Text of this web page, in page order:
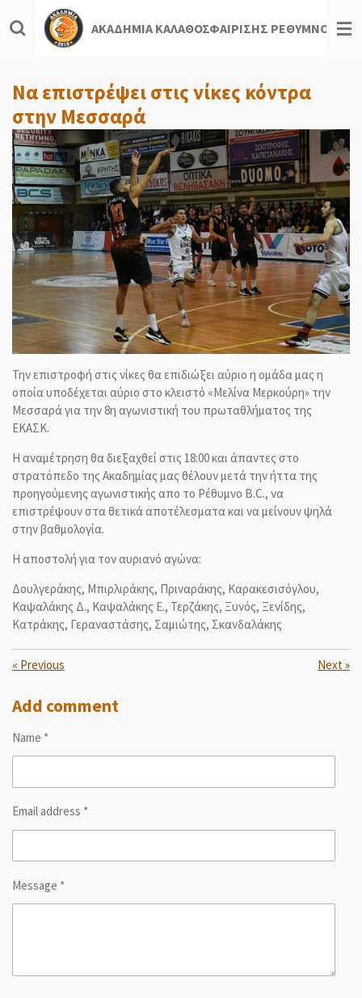
to
ΑΚΑΔΗΜΙΑ ΚΑΛΑΘΟΣΦΑΙΡΙΣΗΣ ΡΕΘΥΜΝΟΥ
Nα επιστρέψει στις νίκες κόντρα
στην Μεσσαρά
Την επιστροφή στις νίκες θα επιδιώξει αύριο η ομάδα μας η
οποία υποδέχεται αύριο στο κλειστό «Μελίνα Μερκούρη» την
Μεσσαρά για την 8η αγωνιστική του πρωταθλήματος της
ΕΚΑΣΚ.
Η αναμέτρηση θα διεξαχθεί στις 18:00 και άπαντες στο
στρατόπεδο της Ακαδημίας μας θέλουν μετά την ήττα της
προηγούμενης αγωνιστικής απο το Ρέθυμνο Β.C., να
επιστρέψουν στα θετικά αποτέλεσματα και να μείνουν ψηλά
στην βαθμολογία.
Η αποστολή για τον αυριανό αγώνα:
Δουλγεράκης, Μπιρλιράκης, Πριναράκης, Καρακεσισόγλου,
Καψαλάκης Δ., Καψαλάκης Ε., Τερζάκης, Ξυνός, Ξενίδης,
Κατράκης, Γεραναστάσης, Σαμιώτης, Σκανδαλάκης
« Previous Next »
Add comment
Name *
Email address *
Message *